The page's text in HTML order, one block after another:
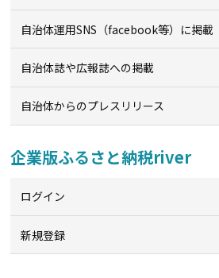
自治体運用SNS（facebook等）に掲載
自治体誌や広報誌への掲載
自治体からのプレスリリース
企業版ふるさと納税river
ログイン
新規登録